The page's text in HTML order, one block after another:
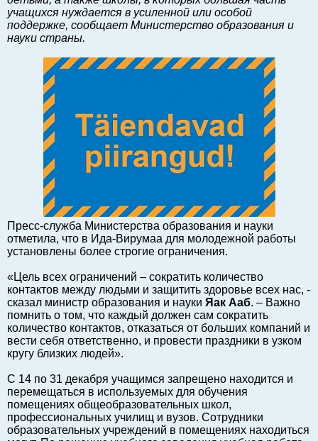
Инвестиции
Транспорт
Энергетика
Недвижимость
Финансы
Технологии
Рынки и компании
Балтийский экспорт
Туризм
Советы юриста
ЕС - Балтия
Балтия - СНГ
Люди дела
Право
Круглый стол
Образование и наука
Экономическая история
Прямая речь
Благотворительность
Книга
Архив
Сергей Тюленев: студия
учащихся нуждается в усиленной или особой
поддержке, сообщает Министерство образования и
науки страны.
Пресс-служба Министерства образования и науки
отметила, что в Ида-Вирумаа для молодежной работы
установлены более строгие ограничения.
«Цель всех ограничений – сократить количество
контактов между людьми и защитить здоровье всех нас, -
сказал министр образования и науки Яак Ааб. – Важно
помнить о том, что каждый должен сам сократить
количество контактов, отказаться от больших компаний и
вести себя ответственно, и провести праздники в узком
кругу близких людей».
С 14 по 31 декабря учащимся запрещено находится и
перемещаться в используемых для обучения
помещениях общеобразовательных школ,
профессиональных училищ и вузов. Сотрудники
образовательных учреждений в помещениях находиться